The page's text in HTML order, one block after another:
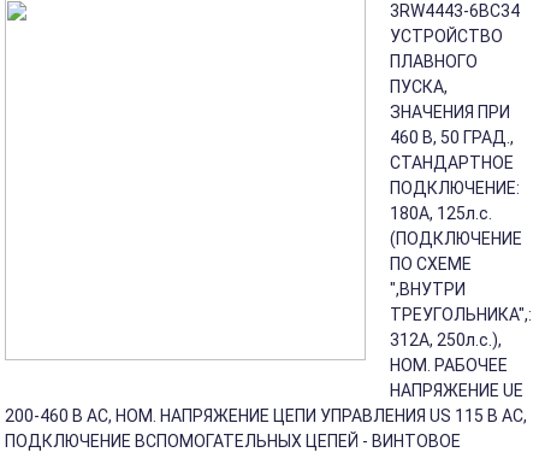
3RW4443-6BC34
УСТРОЙСТВО
ПЛАВНОГО
ПУСКА,
ЗНАЧЕНИЯ ПРИ
460 В, 50 ГРАД.,
СТАНДАРТНОЕ
ПОДКЛЮЧЕНИЕ:
180A, 125л.с.
(ПОДКЛЮЧЕНИЕ
ПО СХЕМЕ
",ВНУТРИ
ТРЕУГОЛЬНИКА",:
312A, 250л.с.),
НОМ. РАБОЧЕЕ
НАПРЯЖЕНИЕ UE
200-460 В АС, НОМ. НАПРЯЖЕНИЕ ЦЕПИ УПРАВЛЕНИЯ US 115 В АС,
ПОДКЛЮЧЕНИЕ ВСПОМОГАТЕЛЬНЫХ ЦЕПЕЙ - ВИНТОВОЕ